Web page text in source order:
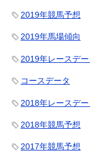
2019年競馬予想
2019年馬場傾向
2019年レースデー
コースデータ
2018年レースデー
2018年競馬予想
2017年競馬予想